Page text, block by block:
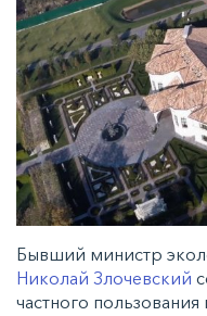
Бывший министр
Николай Злочевский
частного